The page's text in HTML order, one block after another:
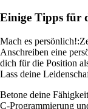
Einige Tipps für
Mach es persönlich!:
Anschreiben eine
dich für die Position
Lass deine
Betone deine
C-Programmierung